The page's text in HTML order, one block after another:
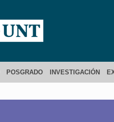
POSGRADO INVESTIGACIÓN